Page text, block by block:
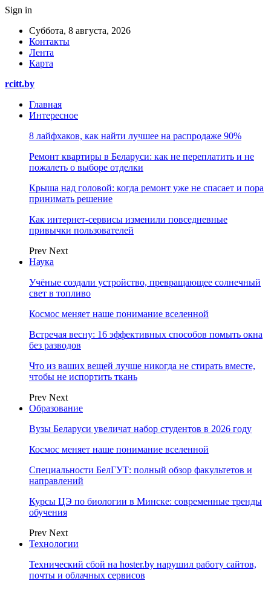
Sign in
Суббота, 8 августа, 2026
Контакты
Лента
Карта
rcitt.by
Главная
Интересное
8 лайфхаков, как найти лучшее на распродаже 90%
Ремонт квартиры в Беларуси: как не переплатить и не
пожалеть о выборе отделки
Крыша над головой: когда ремонт уже не спасает и пора
принимать решение
Как интернет-сервисы изменили повседневные
привычки пользователей
Prev Next
Наука
Учёные создали устройство, превращающее солнечный
свет в топливо
Космос меняет наше понимание вселенной
Встречая весну: 16 эффективных способов помыть окна
без разводов
Что из ваших вещей лучше никогда не стирать вместе,
чтобы не испортить ткань
Prev Next
Образование
Вузы Беларуси увеличат набор студентов в 2026 году
Космос меняет наше понимание вселенной
Специальности БелГУТ: полный обзор факультетов и
направлений
Курсы ЦЭ по биологии в Минске: современные тренды
обучения
Prev Next
Технологии
Технический сбой на hoster.by нарушил работу сайтов,
почты и облачных сервисов